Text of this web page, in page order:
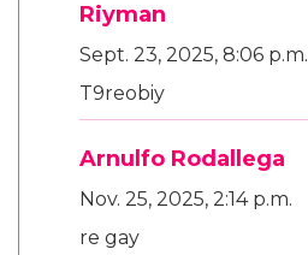
Riyman
Sept. 23, 2025, 8:06 p.m.
T9reobiy
Arnulfo Rodallega
Nov. 25, 2025, 2:14 p.m.
re gay